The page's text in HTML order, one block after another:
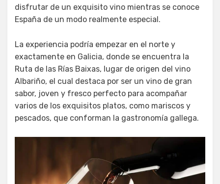
disfrutar de un exquisito vino mientras se conoce
España de un modo realmente especial.
La experiencia podría empezar en el norte y
exactamente en Galicia, donde se encuentra la
Ruta de las Rías Baixas, lugar de origen del vino
Albariño, el cual destaca por ser un vino de gran
sabor, joven y fresco perfecto para acompañar
varios de los exquisitos platos, como mariscos y
pescados, que conforman la gastronomía gallega.